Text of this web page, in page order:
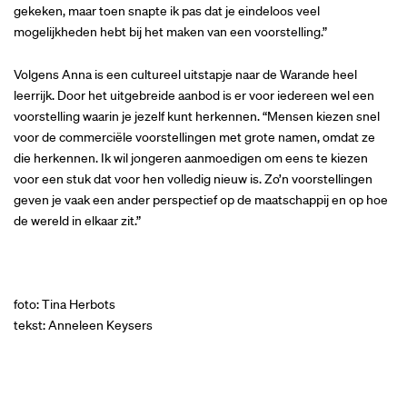
gekeken, maar toen snapte ik pas dat je eindeloos veel
mogelijkheden hebt bij het maken van een voorstelling.”
Volgens Anna is een cultureel uitstapje naar de Warande heel
leerrijk. Door het uitgebreide aanbod is er voor iedereen wel een
voorstelling waarin je jezelf kunt herkennen. “Mensen kiezen snel
voor de commerciële voorstellingen met grote namen, omdat ze
die herkennen. Ik wil jongeren aanmoedigen om eens te kiezen
voor een stuk dat voor hen volledig nieuw is. Zo’n voorstellingen
geven je vaak een ander perspectief op de maatschappij en op hoe
de wereld in elkaar zit.”
foto: Tina Herbots
tekst: Anneleen Keysers